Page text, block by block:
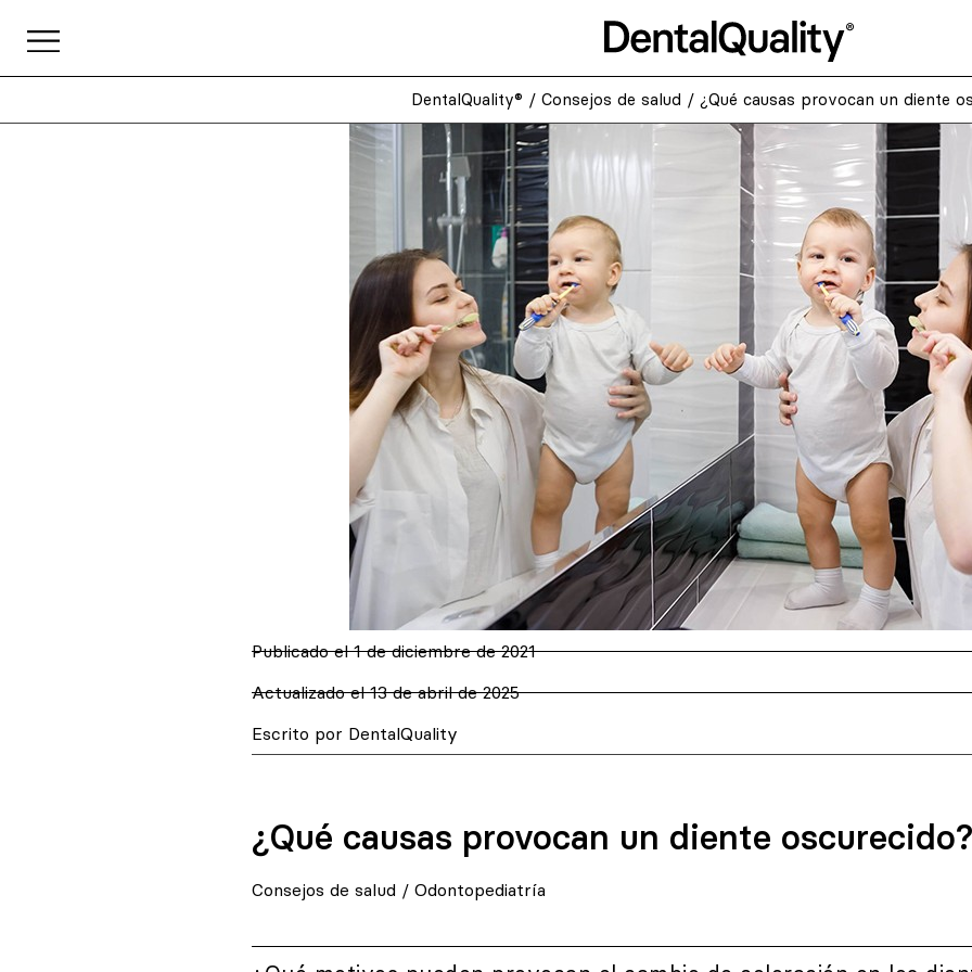
DentalQuality® / Consejos de salud / ¿Qué causas provocan un diente
Publicado el 1 de diciembre de 2021
Actualizado el 13 de abril de 2025
Escrito por DentalQuality
¿Qué causas provocan un diente
Consejos de salud / Odontopediatría